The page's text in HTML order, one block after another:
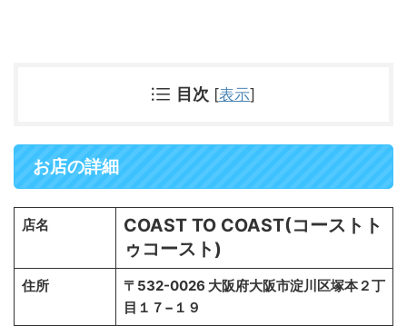
目次 [表示]
お店の詳細
店名
COAST TO COAST(コーストト
ゥコースト)
住所
〒532-0026 大阪府大阪市淀川区塚本２丁
目１７−１９